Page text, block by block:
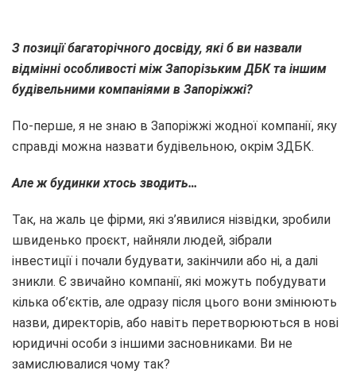
З позиції багаторічного досвіду, які б ви назвали
відмінні особливості між Запорізьким ДБК та іншим
будівельними компаніями в Запоріжжі?
По-перше, я не знаю в Запоріжжі жодної компанії, яку
справді можна назвати будівельною, окрім ЗДБК.
Але ж будинки хтось зводить…
Так, на жаль це фірми, які з’явилися нізвідки, зробили
швиденько проєкт, найняли людей, зібрали
інвестиції і почали будувати, закінчили або ні, а далі
зникли. Є звичайно компанії, які можуть побудувати
кілька об’єктів, але одразу після цього вони змінюють
назви, директорів, або навіть перетворюються в нові
юридичні особи з іншими засновниками. Ви не
замислювалися чому так?